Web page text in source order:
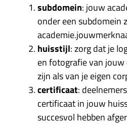
subdomein: jouw
onder een subdomein
huisstijl: zorg dat je
en fotografie van
zijn als van je eigen
certificaat:
certificaat in jouw
succesvol hebben